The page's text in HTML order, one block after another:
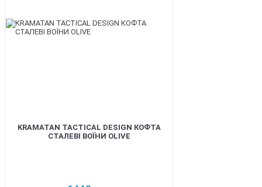
KRAMATAN TACTICAL DESIGN КОФТА
СТАЛЕВІ ВОЇНИ OLIVE